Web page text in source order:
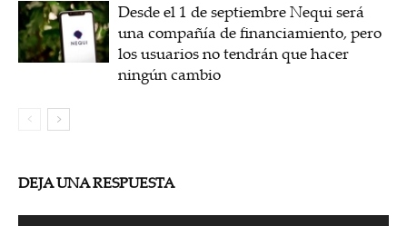
Desde el 1 de septiembre Nequi será
una compañía de financiamiento, pero
los usuarios no tendrán que hacer
ningún cambio
DEJA UNA RESPUESTA